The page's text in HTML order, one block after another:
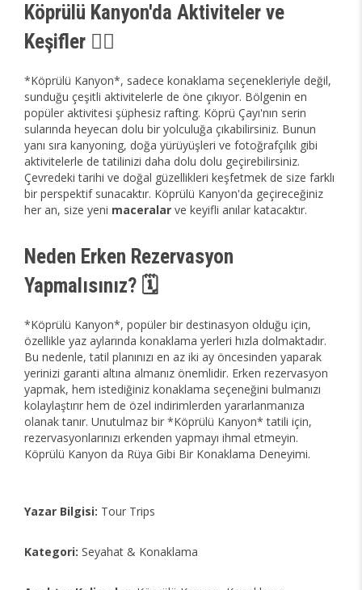
Köprülü Kanyon'da Aktiviteler ve
Keşifler 🚣‍♀️
*Köprülü Kanyon*, sadece konaklama seçenekleriyle değil,
sunduğu çeşitli aktivitelerle de öne çıkıyor. Bölgenin en
popüler aktivitesi şüphesiz rafting. Köprü Çayı'nın serin
sularında heyecan dolu bir yolculuğa çıkabilirsiniz. Bunun
yanı sıra kanyoning, doğa yürüyüşleri ve fotoğrafçılık gibi
aktivitelerle de tatilinizi daha dolu dolu geçirebilirsiniz.
Çevredeki tarihi ve doğal güzellikleri keşfetmek de size farklı
bir perspektif sunacaktır. Köprülü Kanyon'da geçireceğiniz
her an, size yeni maceralar ve keyifli anılar katacaktır.
Neden Erken Rezervasyon
Yapmalısınız? 🗓️
*Köprülü Kanyon*, popüler bir destinasyon olduğu için,
özellikle yaz aylarında konaklama yerleri hızla dolmaktadır.
Bu nedenle, tatil planınızı en az iki ay öncesinden yaparak
yerinizi garanti altına almanız önemlidir. Erken rezervasyon
yapmak, hem istediğiniz konaklama seçeneğini bulmanızı
kolaylaştırır hem de özel indirimlerden yararlanmanıza
olanak tanır. Unutulmaz bir *Köprülü Kanyon* tatili için,
rezervasyonlarınızı erkenden yapmayı ihmal etmeyin.
Köprülü Kanyon da Rüya Gibi Bir Konaklama Deneyimi.
Yazar Bilgisi: Tour Trips
Kategori: Seyahat & Konaklama